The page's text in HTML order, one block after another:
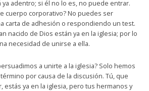
ya adentro; si él no lo es, no puede entrar.
cuerpo corporativo? No puedes ser
carta de adhesión o respondiendo un test.
nacido de Dios están ya en la iglesia; por lo
necesidad de unirse a ella.
a unirte a la iglesia? Solo hemos
por causa de la discusión. Tú, que
estás ya en la iglesia, pero tus hermanos y